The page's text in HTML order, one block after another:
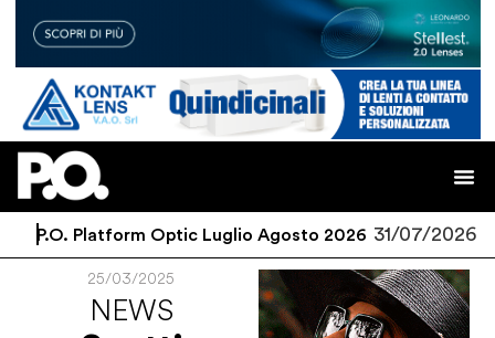
P.O. Platform Optic Luglio Agosto 2026 31/07/2026
25/03/2025
NEWS